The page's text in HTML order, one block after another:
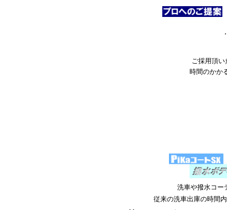
.
ご採用頂い
時間のかか
洗車や撥水コー
従来の洗車出庫の時間